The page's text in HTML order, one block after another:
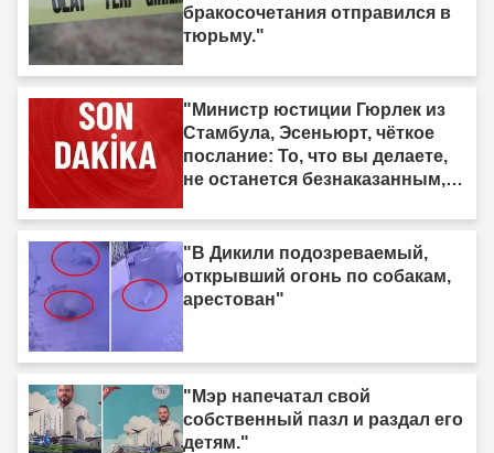
бракосочетания отправился в
тюрьму."
"Министр юстиции Гюрлек из
Стамбула, Эсеньюрт, чёткое
послание: То, что вы делаете,
не останется безнаказанным,
"В Дикили подозреваемый,
открывший огонь по собакам,
арестован"
"Мэр напечатал свой
собственный пазл и раздал его
детям."